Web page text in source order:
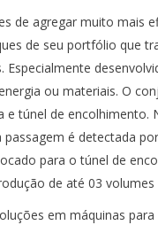
de agregar muito mais
de seu portfólio que
Especialmente
ou materiais. O
e túnel de encolhimento.
é detectada
para o túnel de
de até 03
em máquinas